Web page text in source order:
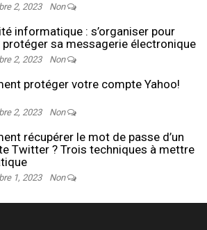
2, 2023 Non
informatique : s’organiser pour
protéger sa messagerie électronique
2, 2023 Non
protéger votre compte Yahoo!
2, 2023 Non
récupérer le mot de passe d’un
Twitter ? Trois techniques à mettre
1, 2023 Non